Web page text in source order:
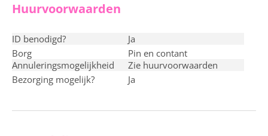
Huurvoorwaarden
ID benodigd?
ja
Borg
pin en contant
Annuleringsmogelijkheid
Zie huurvoorwaarden
Bezorging mogelijk?
ja